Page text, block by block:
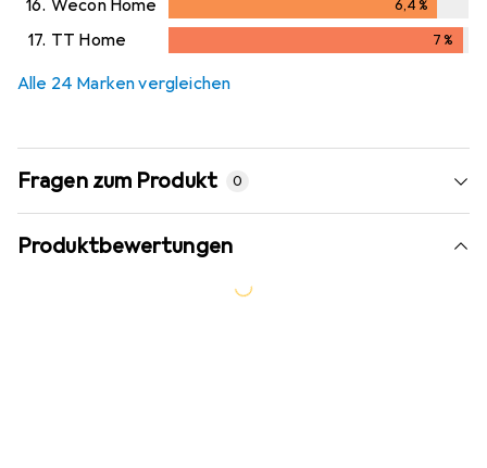
16. Wecon Home 6,4%
6,4%
17. TT Home 7%
Alle 24 Marken vergleichen
Fragen zum Produkt 0
Produktbewertungen